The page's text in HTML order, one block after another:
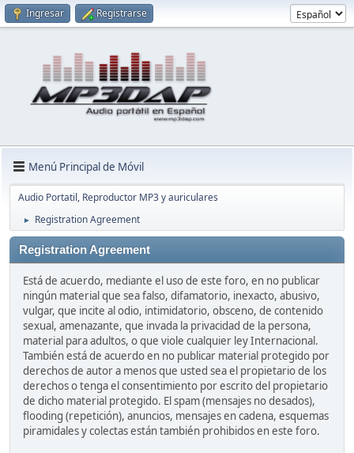
Ingresar Registrarse
Menú Principal de Móvil
Audio Portatil, Reproductor MP3 y auriculares
► Registration Agreement
Registration Agreement
Está de acuerdo, mediante el uso de este foro, en no publicar
ningún material que sea falso, difamatorio, inexacto, abusivo,
vulgar, que incite al odio, intimidatorio, obsceno, de contenido
sexual, amenazante, que invada la privacidad de la persona,
material para adultos, o que viole cualquier ley Internacional.
También está de acuerdo en no publicar material protegido por
derechos de autor a menos que usted sea el propietario de los
derechos o tenga el consentimiento por escrito del propietario
de dicho material protegido. El spam (mensajes no desados),
flooding (repetición), anuncios, mensajes en cadena, esquemas
piramidales y colectas están también prohibidos en este foro.